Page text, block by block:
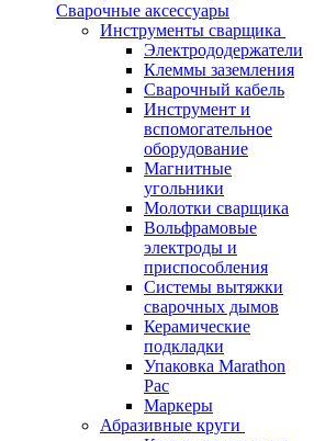
Сварочные аксессуары
Инструменты сварщика
Электрододержатели
Клеммы заземления
Сварочный кабель
Инструмент и
вспомогательное
оборудование
Магнитные
угольники
Молотки сварщика
Вольфрамовые
электроды и
приспособления
Системы вытяжки
сварочных дымов
Керамические
подкладки
Упаковка Marathon
Pac
Маркеры
Абразивные круги